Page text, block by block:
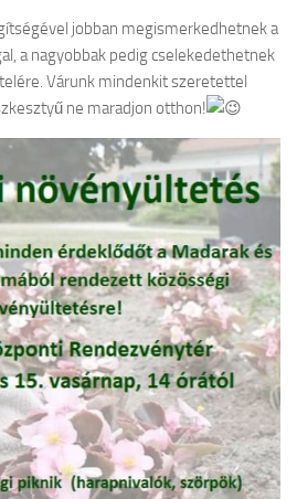
jobban megismerkedhetnek a
a nagyobbak pedig cselekedethetnek
Várunk mindenkit szeretettel
ne maradjon otthon!